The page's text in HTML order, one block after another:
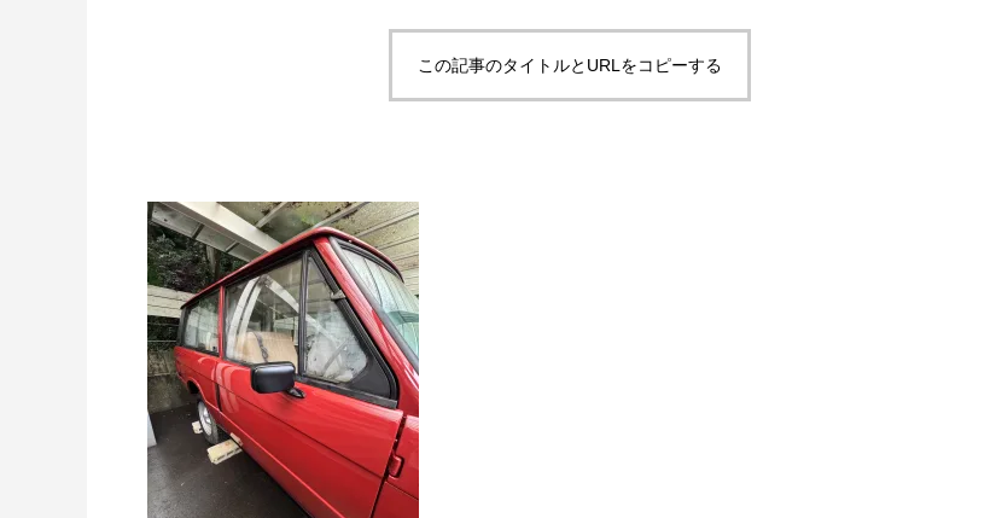
GERMANY ILTALIA
この記事のタイトルとURLをコピーする